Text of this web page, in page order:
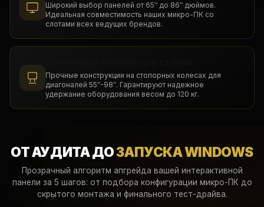
Широкий выбор панелей от 65″ до 86″ дюймов.
Идеальная совместимость наших микро-ПК со
слотами всех ведущих брендов.
Прочные конструкции на стопорных колесах для
диагоналей 55″-98″. Гарантируют надежное
удержание оборудования весом до 120 кг.
ОТ АУДИТА ДОЗАПУСКА WINDOWS
Прозрачный алгоритм апгрейда вашей интерактивной
панели за 5 шагов: от подбора конфигурации микро-ПК до
скрытого монтажа и финального тест-драйва.